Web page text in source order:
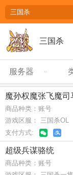
三国杀
服务器
魔孙权魔张飞魔
商品种类：账号
游戏区服： 三国杀OL
支付方式:
超级兵谋骆统
商品种类：账号